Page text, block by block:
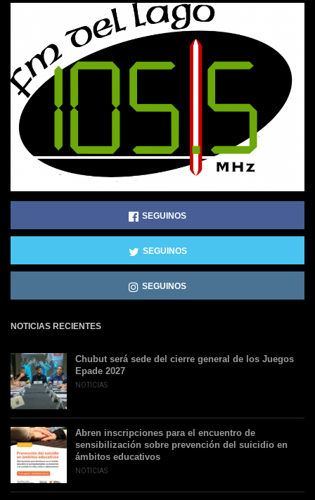
SEGUINOS
SEGUINOS
SEGUINOS
NOTICIAS RECIENTES
Chubut será sede del cierre general de los Juegos
Epade 2027
NOTICIAS
Abren inscripciones para el encuentro de
sensibilización sobre prevención del suicidio en
ámbitos educativos
NOTICIAS